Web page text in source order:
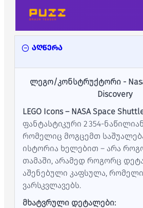
აღწერა
ლეგო/კონსტრუქტორი -
Discovery
LEGO Icons – NASA Space
ფანტასტიკური 2
რომელიც მოგცემთ
ისტორია ხელებით – არა
თამაში, არამედ როგორც
აშენებული კაფსულა,
ვარსკვლავებს.
მხატვრული დეტალები: